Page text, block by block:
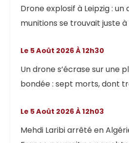
Drone explosif à Leipzig :
munitions se trouvait juste
Un drone s’écrase sur une
bondée : sept morts, dont
Le 5 Août 2026 À 12h30
Mehdi Laribi arrêté en
Le 5 Août 2026 À 12h03